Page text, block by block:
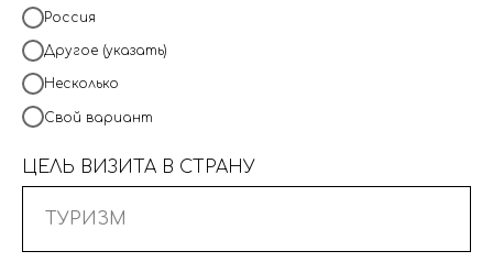
Россия
Другое (указать)
Несколько
Свой вариант
ЦЕЛЬ ВИЗИТА В СТРАНУ